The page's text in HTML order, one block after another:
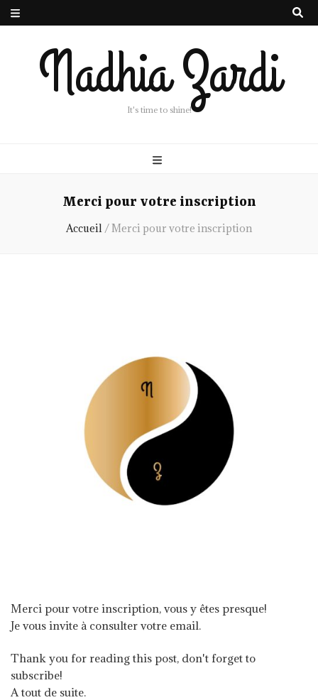
Nadhia Zardi
It's time to shine!
Merci pour votre inscription
Accueil /Merci pour votre inscription
Merci pour votre inscription, vous y êtes presque!
Je vous invite à consulter votre email.
Thank you for reading this post, don't forget to
subscribe!
A tout de suite.